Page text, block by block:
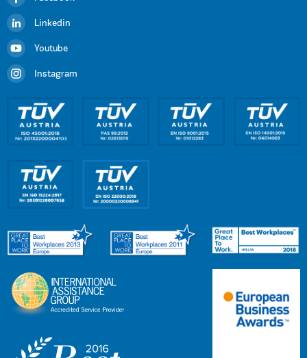
Linkedin
Youtube
Instagram